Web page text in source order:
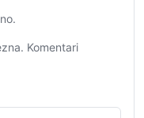
Komentari